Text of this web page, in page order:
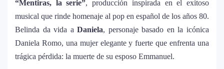
4
debate en redes
5
Lady Gaga sorprende con “Mayhem
Requiem”: una versión oscura y
“Mentiras, la serie”, producción inspirada en el exitoso
musical que rinde homenaje al pop en español de los años 80.
Belinda da vida aDaniela, personaje basado en la icónica
Daniela Romo, una mujer elegante y fuerte que enfrenta una
trágica pérdida: la muerte de su esposo Emmanuel.